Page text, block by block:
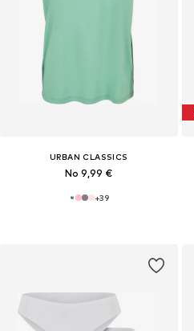
URBAN CLASSICS
No 9,99 €
+39